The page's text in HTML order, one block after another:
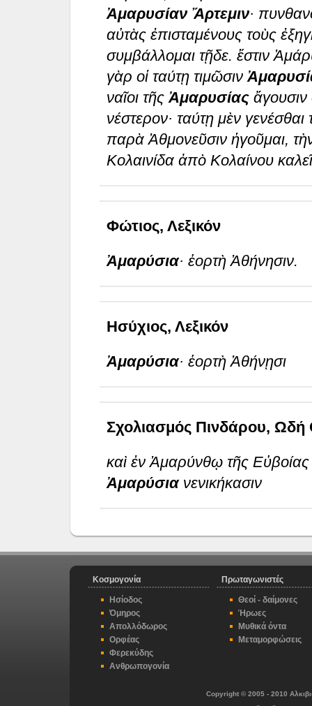
Ἀμαρυσίαν Ἄρτεμιν·
αὐτὰς ἐπισταμένους τοὺς
συμβάλλομαι τῇδε. ἔστιν
γὰρ οἱ ταύτῃ τιμῶσιν
ναῖοι τῆςἈμαρυσίας
νέστερον· ταύτῃ μὲν
παρὰ Ἀθμονεῦσιν ἡγοῦμαι,
Κολαινίδα ἀπὸ Κολαίνου
Φώτιος, Λεξικόν
Ἀμαρύσια· ἑορτὴ Ἀθήνησιν.
Ησύχιος, Λεξικόν
Ἀμαρύσια· ἑορτὴ Ἀθήνῃσι
Σχολιασμός Πινδάρου, Ωδή
καὶ ἐν Ἀμαρύνθῳ τῆς Εὐβοίας
Ἀμαρύσιανενικήκασιν
Κοσμογονία
Ησίοδος
Όμηρος
Απολλόδωρος
Ορφέας
Φερεκύδης
Ανθρωπογονία
Πρωταγωνιστές
Θεοί - δαίμονες
Ήρωες
Μυθικά όντα
Μεταμορφώσεις
Copyright © 2005 - 2010